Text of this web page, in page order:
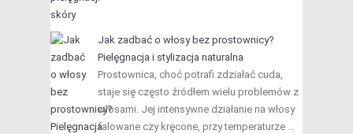
Jak zadbać o włosy bez prostownicy?
Pielęgnacja i stylizacja naturalna
Prostownica, choć potrafi zdziałać cuda,
staje się często źródłem wielu problemów z
włosami. Jej intensywne działanie na włosy
falowane czy kręcone, przy temperaturze …